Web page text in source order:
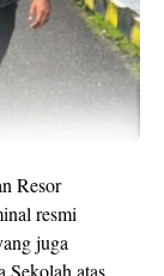
Resor
resmi
juga
Sekolah atas